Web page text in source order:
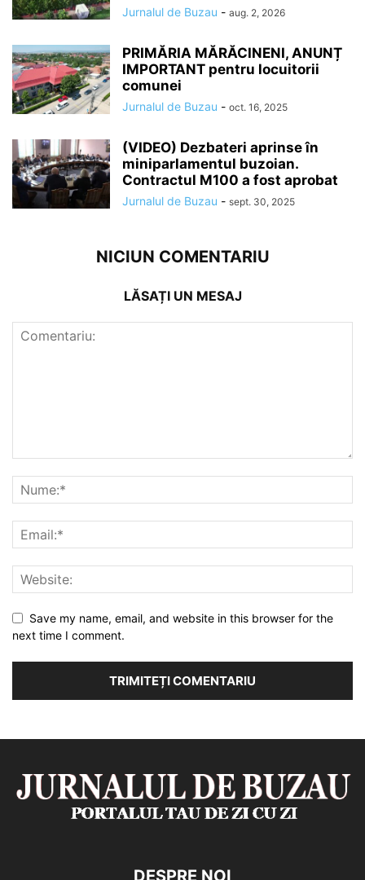
Jurnalul de Buzau - aug. 2, 2026
PRIMĂRIA MĂRĂCINENI, ANUNȚ
IMPORTANT pentru locuitorii
comunei
Jurnalul de Buzau - oct. 16, 2025
(VIDEO) Dezbateri aprinse în
miniparlamentul buzoian.
Contractul M100 a fost aprobat
Jurnalul de Buzau - sept. 30, 2025
NICIUN COMENTARIU
LĂSAȚI UN MESAJ
Save my name, email, and website in this browser for the
next time I comment.
DESPRE NOI